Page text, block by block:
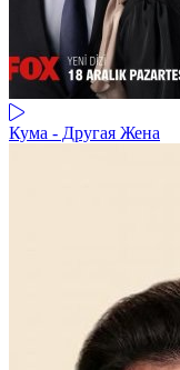
Кума - Другая Жена